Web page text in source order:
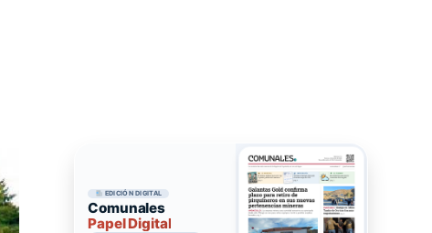
EDICIÓN DIGITAL
Comunales
Papel Digital